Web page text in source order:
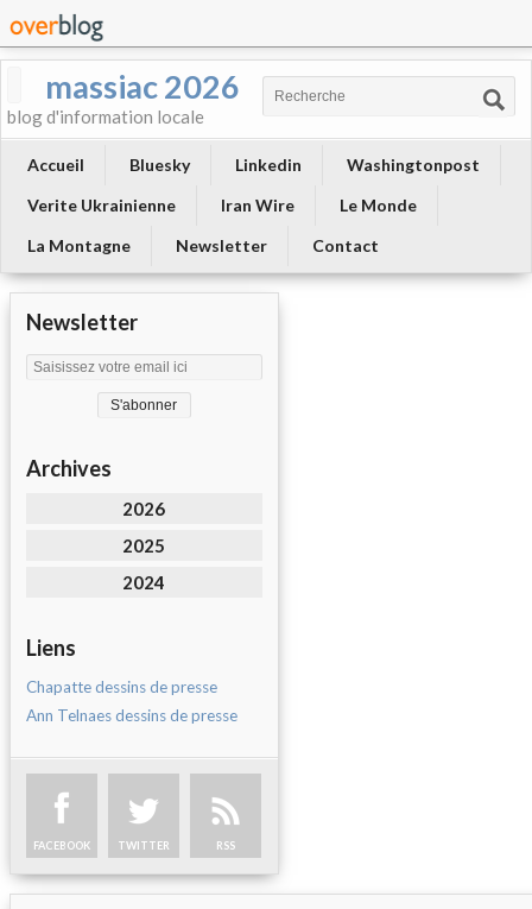
massiac 2026
blog d'information locale
Accueil Bluesky Linkedin
Washingtonpost
Verite Ukrainienne
Iran Wire
Le Monde
La Montagne
Newsletter Contact
Newsletter
Archives
2026
2025
2024
Liens
Chapatte dessins de presse
Ann Telnaes dessins de presse
FACEBOOK TWITTER RSS